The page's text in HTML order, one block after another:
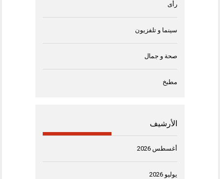
رأى
سينما و تلفزيون
صحة و جمال
مطبخ
الأرشيف
أغسطس 2026
يوليو 2026